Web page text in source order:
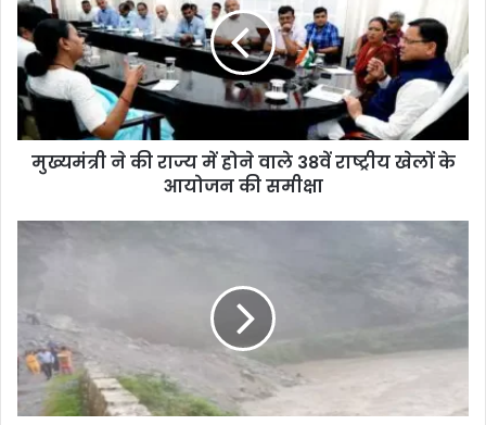
मुख्यमंत्री ने की राज्य में होने वाले 38वें राष्ट्रीय खेलों के
आयोजन की समीक्षा